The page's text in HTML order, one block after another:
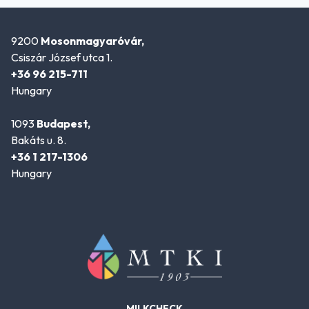
9200 Mosonmagyaróvár,
Csiszár József utca 1.
+36 96 215-711
Hungary
1093 Budapest,
Bakáts u. 8.
+36 1 217-1306
Hungary